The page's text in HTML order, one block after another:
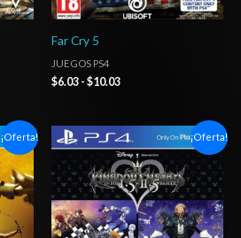
Far Cry 5
JUEGOS PS4
$6.03 - $10.03
¡Oferta! ¡Oferta!
Rango
de
precios:
desde
$14.03
hasta
$20.03